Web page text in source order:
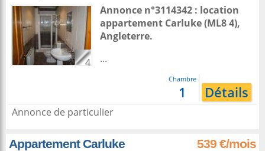
4
Annonce n°3114342 : location
appartement Carluke(ML8 4),
Angleterre.
...
Chambre
1 Détails
Annonce de particulier
Appartement Carluke 539 €/mois